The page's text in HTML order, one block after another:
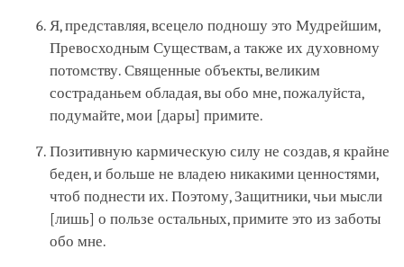
Я, представляя, всецело подношу это Мудрейшим,
Превосходным Существам, а также их духовному
потомству. Священные объекты, великим
состраданьем обладая, вы обо мне, пожалуйста,
подумайте, мои [дары] примите.
Позитивную кармическую силу не создав, я крайне
беден, и больше не владею никакими ценностями,
чтоб поднести их. Поэтому, Защитники, чьи мысли
[лишь] о пользе остальных, примите это из заботы
обо мне.